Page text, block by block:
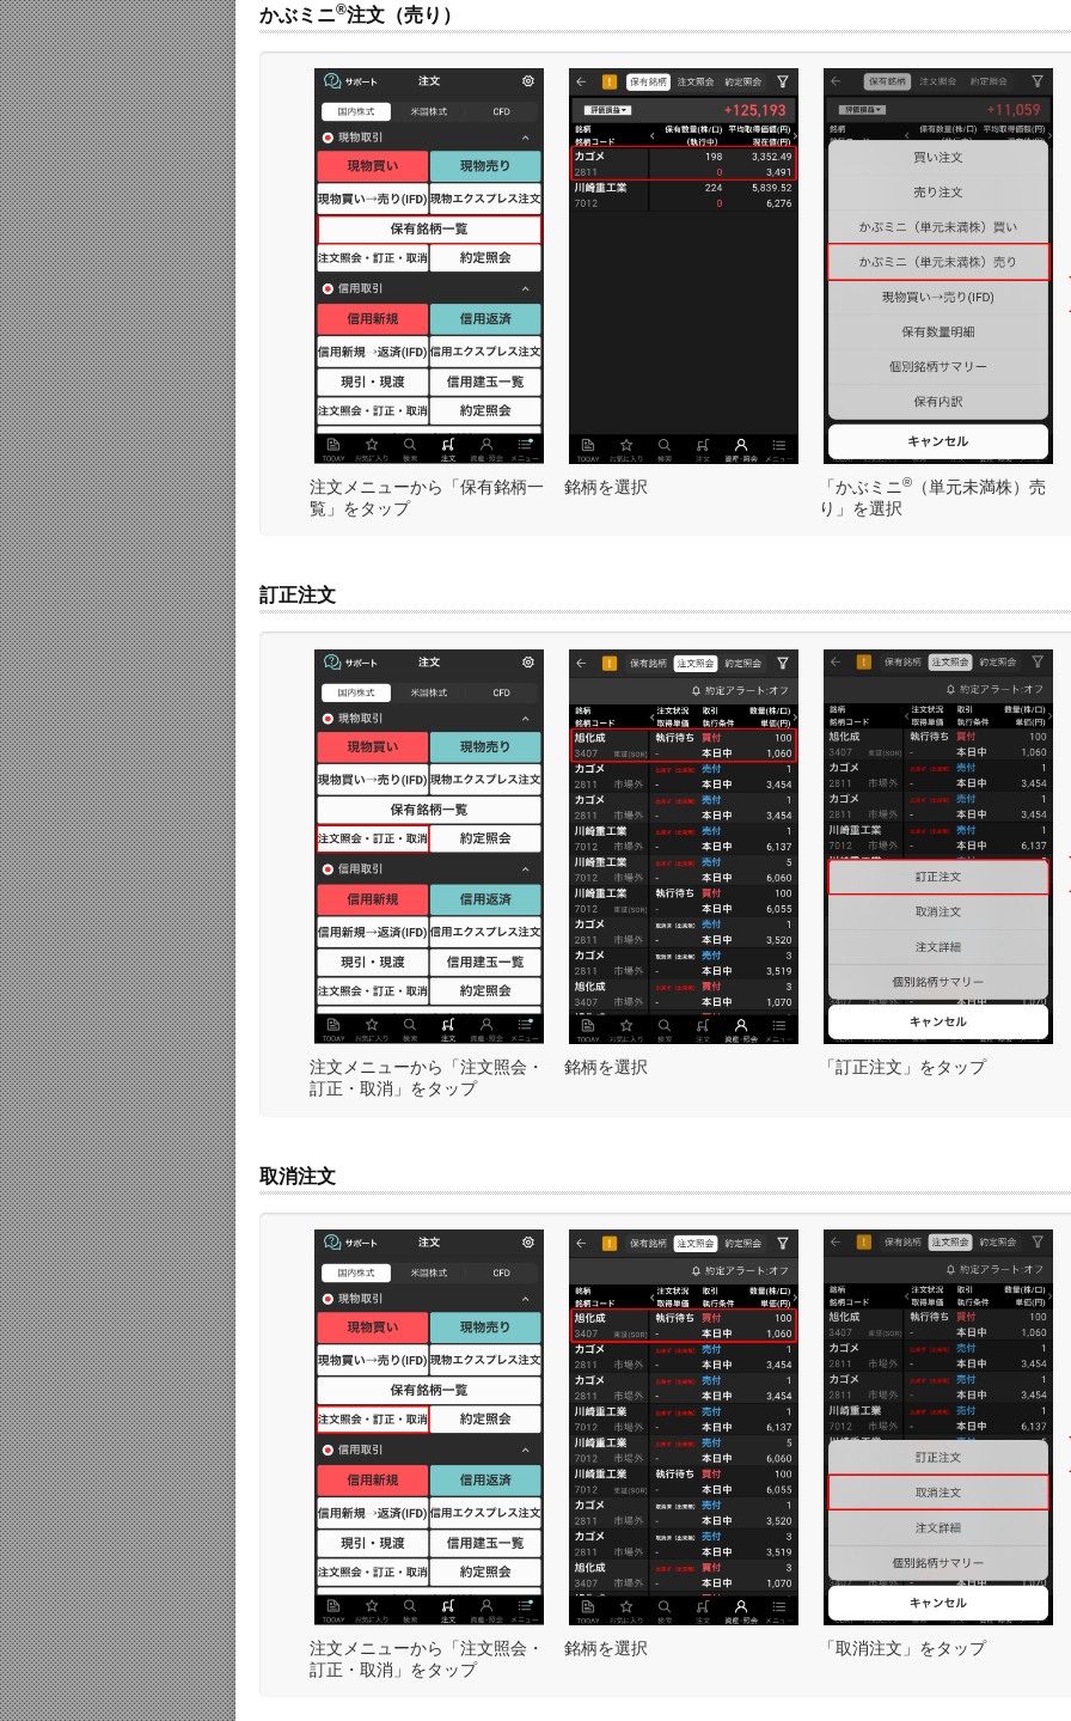
かぶミニ®注文（売り）
注文メニューから「保有銘柄一
覧」をタップ
銘柄を選択 「かぶミニ®
（単元未満株）売
り」を選択
訂正注文
注文メニューから「注文照会・
訂正・取消」をタップ
銘柄を選択 「訂正注文」をタップ
取消注文
注文メニューから「注文照会・
訂正・取消」をタップ
銘柄を選択 「取消注文」をタップ